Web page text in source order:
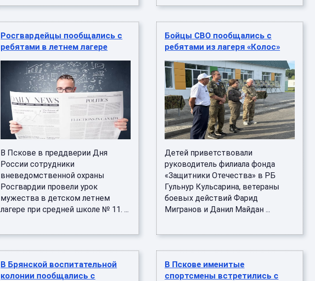
Росгвардейцы пообщались с
ребятами в летнем лагере
В Пскове в преддверии Дня
России сотрудники
вневедомственной охраны
Росгвардии провели урок
мужества в детском летнем
лагере при средней школе № 11. ...
Бойцы СВО пообщались с
ребятами из лагеря «Колос»
Детей приветствовали
руководитель филиала фонда
«Защитники Отечества» в РБ
Гульнур Кульсарина, ветераны
боевых действий Фарид
Мигранов и Данил Майдан ...
В Брянской воспитательной
колонии пообщались с
В Пскове именитые
спортсмены встретились с